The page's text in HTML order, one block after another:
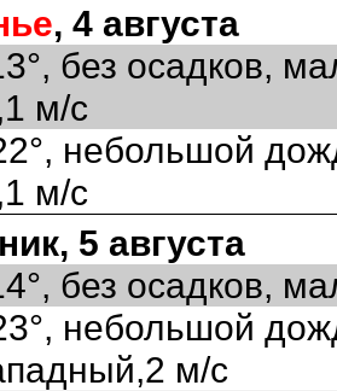
, 4 августа
без осадков,
м/с
небольшой
м/с
5 августа
без осадков,
небольшой
м/с